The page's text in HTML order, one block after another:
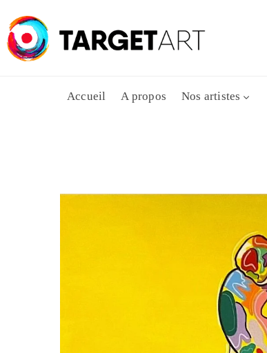
Accueil A propos Nos artistes